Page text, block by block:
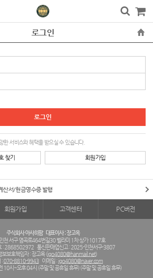
로그인
한 서비스와 혜택을 받으실 수 있습니다.
찾기 회원가입
산서/현금영수증 발행
회원가입 고객센터 PC버전
주식회사 아사히팜 대표이사 : 장고옥
천 서구 염곡로464번길30 벨라미 1차 상가 1017호
: 2868502972 통신판매업신고 : 2025-인천서구-3807
보보호책임자 : 장고옥 (jgo4080@hanmail.net)
:070-8810-9943 이메일 : jgo4080@naver.com
10시~오후 04시 (주말 및 공휴일 휴무) (주말 및 공휴일 휴무)